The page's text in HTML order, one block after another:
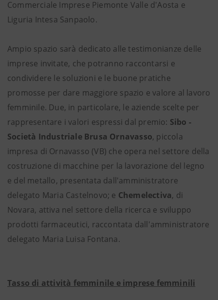
Commerciale Imprese Piemonte Valle d'Aosta e
Liguria Intesa Sanpaolo.
Ampio spazio sarà dedicato alle testimonianze delle
imprese invitate, che potranno raccontarsi e
condividere le soluzioni e le buone pratiche
promosse per dare maggiore spazio e valore al lavoro
femminile. Due, in particolare, le aziende scelte per
rappresentare i valori espressi dal premio: Sibo -
Società Industriale Brusa Ornavasso, piccola
impresa di Ornavasso (VB) che opera nel settore della
costruzione di macchine per la lavorazione del legno
e del metallo, presentata dall'amministratore
delegato Maria Castelnovo; e Chemelectiva, di
Novara, attiva nel settore della ricerca e sviluppo
prodotti farmaceutici, raccontata dall'amministratore
delegato Maria Luisa Fontana.
Tasso di attività femminile e imprese femminili